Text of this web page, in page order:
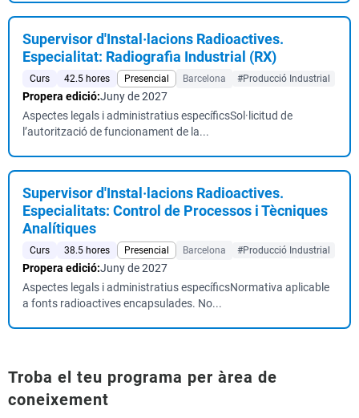
Supervisor d'Instal·lacions Radioactives.
Especialitat: Radiografia Industrial (RX)
Curs 42.5 hores Presencial Barcelona #Producció Industrial
Propera edició:Juny de 2027
Aspectes legals i administratius específicsSol·licitud de
l’autorització de funcionament de la...
Supervisor d'Instal·lacions Radioactives.
Especialitats: Control de Processos i Tècniques
Analítiques
Curs 38.5 hores Presencial Barcelona #Producció Industrial
Propera edició:Juny de 2027
Aspectes legals i administratius específicsNormativa aplicable
a fonts radioactives encapsulades. No...
Troba el teu programa per àrea de
coneixement